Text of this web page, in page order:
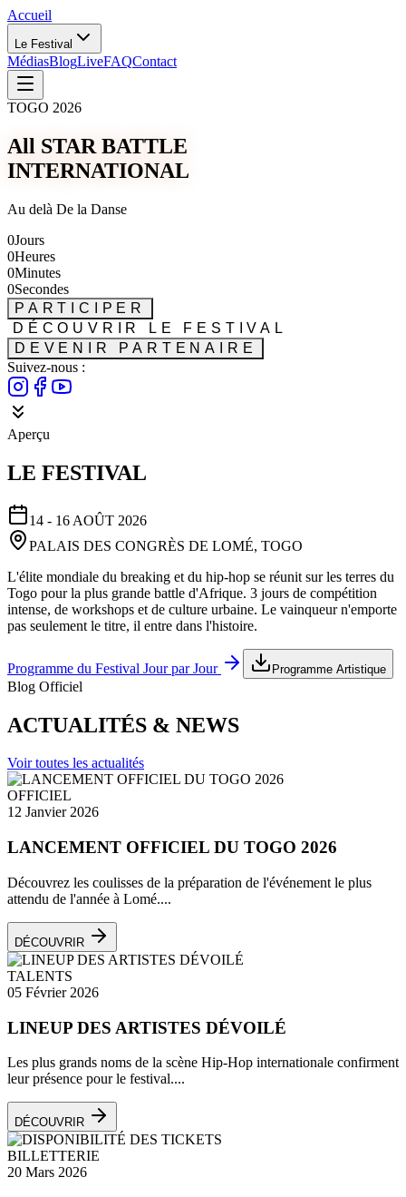
Accueil
Le Festival
MédiasBlogLiveFAQContact
TOGO 2026
All STAR BATTLE
INTERNATIONAL
Au delà De la Danse
0Jours
0Heures
0Minutes
0Secondes
PARTICIPER
DÉCOUVRIR LE FESTIVAL
DEVENIR PARTENAIRE
Suivez-nous :
Aperçu
LE FESTIVAL
14 - 16 AOÛT 2026
PALAIS DES CONGRÈS DE LOMÉ, TOGO
L'élite mondiale du breaking et du hip-hop se réunit sur les terres du
Togo pour la plus grande battle d'Afrique. 3 jours de compétition
intense, de workshops et de culture urbaine. Le vainqueur n'emporte
pas seulement le titre, il entre dans l'histoire.
Programme du Festival Jour par Jour Programme Artistique
Blog Officiel
ACTUALITÉS & NEWS
Voir toutes les actualités
OFFICIEL
12 Janvier 2026
LANCEMENT OFFICIEL DU TOGO 2026
Découvrez les coulisses de la préparation de l'événement le plus
attendu de l'année à Lomé....
DÉCOUVRIR
TALENTS
05 Février 2026
LINEUP DES ARTISTES DÉVOILÉ
Les plus grands noms de la scène Hip-Hop internationale confirment
leur présence pour le festival....
DÉCOUVRIR
BILLETTERIE
20 Mars 2026